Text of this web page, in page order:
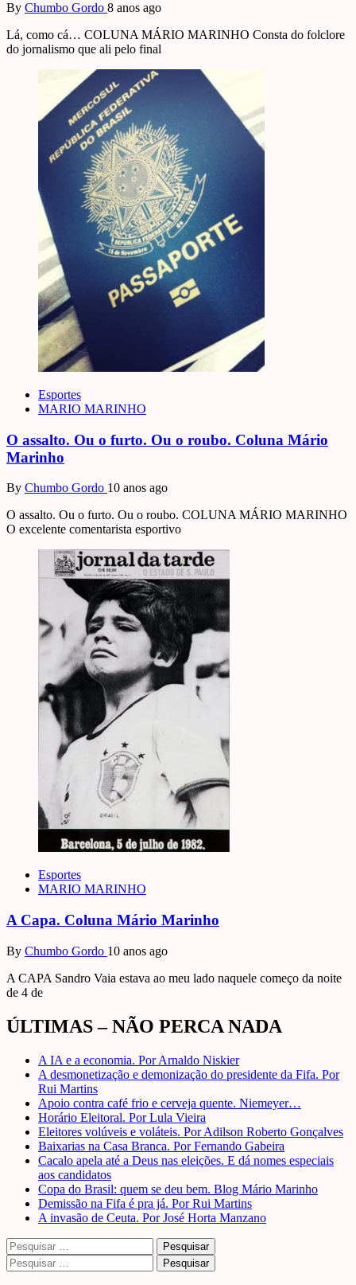
By Chumbo Gordo 8 anos ago
Lá, como cá… COLUNA MÁRIO MARINHO Consta do folclore
do jornalismo que ali pelo final
Esportes
MARIO MARINHO
O assalto. Ou o furto. Ou o roubo. Coluna Mário
Marinho
By Chumbo Gordo 10 anos ago
O assalto. Ou o furto. Ou o roubo. COLUNA MÁRIO MARINHO
O excelente comentarista esportivo
Esportes
MARIO MARINHO
A Capa. Coluna Mário Marinho
By Chumbo Gordo 10 anos ago
A CAPA Sandro Vaia estava ao meu lado naquele começo da noite
de 4 de
ÚLTIMAS – NÃO PERCA NADA
A IA e a economia. Por Arnaldo Niskier
A desmonetização e demonização do presidente da Fifa. Por
Rui Martins
Apoio contra café frio e cerveja quente. Niemeyer…
Horário Eleitoral. Por Lula Vieira
Eleitores volúveis e voláteis. Por Adilson Roberto Gonçalves
Baixarias na Casa Branca. Por Fernando Gabeira
Cacalo apela até a Deus nas eleições. E dá nomes especiais
aos candidatos
Copa do Brasil: quem se deu bem. Blog Mário Marinho
Demissão na Fifa é pra já. Por Rui Martins
A invasão de Ceuta. Por José Horta Manzano
Pesquisar
por:
Pesquisar
por: